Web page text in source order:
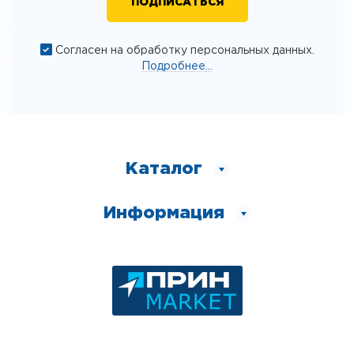
Согласен на обработку персональных данных.
Подробнее...
Каталог
Информация